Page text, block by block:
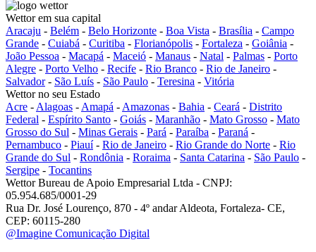
Wettor em sua capital
Aracaju - Belém - Belo Horizonte - Boa Vista - Brasília - Campo
Grande - Cuiabá - Curitiba - Florianópolis - Fortaleza - Goiânia -
João Pessoa - Macapá - Maceió - Manaus - Natal - Palmas - Porto
Alegre - Porto Velho - Recife - Rio Branco - Rio de Janeiro -
Salvador- São Luís - São Paulo - Teresina - Vitória
Wettor no seu Estado
Acre - Alagoas - Amapá - Amazonas - Bahia - Ceará - Distrito
Federal - Espírito Santo - Goiás - Maranhão - Mato Grosso - Mato
Grosso do Sul - Minas Gerais - Pará - Paraíba - Paraná -
Pernambuco - Piauí- Rio de Janeiro - Rio Grande do Norte - Rio
Grande do Sul - Rondônia - Roraima - Santa Catarina - São Paulo -
Sergipe - Tocantins
Wettor Bureau de Apoio Empresarial Ltda - CNPJ:
05.954.685/0001-29
Rua Dr. José Lourenço, 870 - 4º andar Aldeota, Fortaleza- CE,
CEP: 60115-280
@Imagine Comunicação Digital